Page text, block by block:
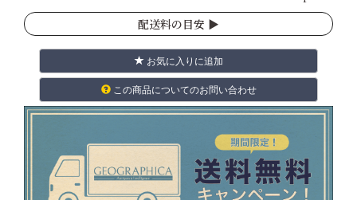
配送料の目安 ▶︎
お気に入りに追加
この商品についてのお問い合わせ